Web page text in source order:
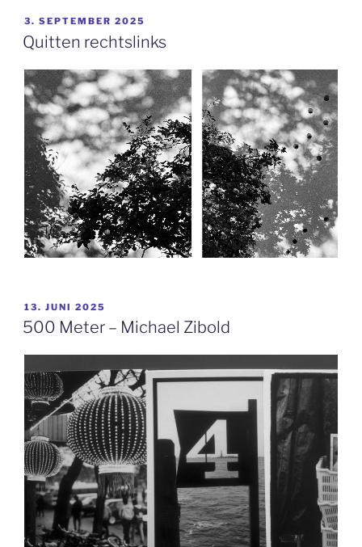
VERÖFFENTLICHT
AM
3. SEPTEMBER 2025
Quitten rechtslinks
VERÖFFENTLICHT
AM
13. JUNI 2025
500 Meter – Michael Zibold